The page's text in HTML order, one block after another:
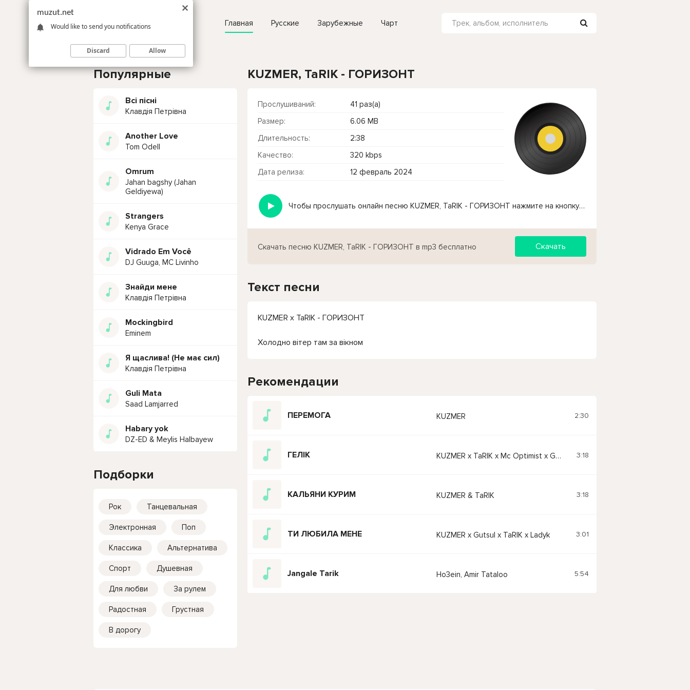
Главная Русские Зарубежные Чарт
Популярные
Всі пісні
Клавдія Петрівна
Another Love
Tom Odell
Omrum
Jahan bagshy (Jahan
Geldiyewa)
Strangers
Kenya Grace
Vidrado Em Você
DJ Guuga, MC Livinho
Знайди мене
Клавдія Петрівна
Mockingbird
Eminem
Я щаслива! (Не має сил)
Клавдія Петрівна
Guli Mata
Saad Lamjarred
Habary yok
DZ-ED & Meylis Halbayew
Подборки
Рок Танцевальная
Электронная Поп
Классика Альтернатива
Спорт Душевная
Для любви За рулем
Радостная Грустная
В дорогу
KUZMER, TaRIK - ГОРИЗОНТ
Прослушиваний:
41 раз(а)
Размер:
6.06 MB
Длительность:
2:38
Качество:
320 kbps
Дата релиза:
12 февраль 2024
Чтобы прослушать онлайн песню KUZMER, TaRIK - ГОРИЗОНТ нажмите на кнопку плей с светом зелений
Скачать песню KUZMER, TaRIK - ГОРИЗОНТ в mp3 бесплатно Скачать
Текст песни
KUZMER x TaRIK - ГОРИЗОНТ
Холодно вітер там за вікном
Рекомендации
ПЕРЕМОГА KUZMER 2:30
ГЕЛІК KUZMER x TaRIK x Mc Optimist x Gutsul 3:18
КАЛЬЯНИ КУРИМ KUZMER & TaRIK 3:18
ТИ ЛЮБИЛА МЕНЕ KUZMER x Gutsul x TaRIK x Ladyk 3:01
Jangale Tarik Ho3ein, Amir Tataloo 5:54
muzut.net
Would like to send you notifications
Discard Allow